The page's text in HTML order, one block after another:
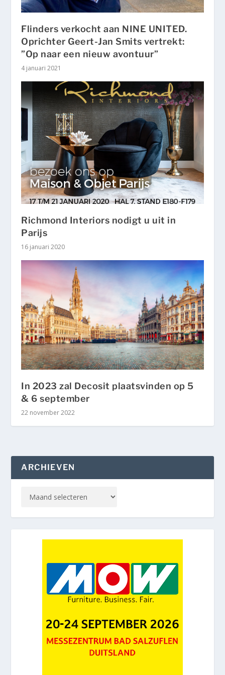
Flinders verkocht aan NINE UNITED.
Oprichter Geert-Jan Smits vertrekt:
”Op naar een nieuw avontuur”
4 januari 2021
Richmond Interiors nodigt u uit in
Parijs
16 januari 2020
In 2023 zal Decosit plaatsvinden op 5
& 6 september
22 november 2022
ARCHIEVEN